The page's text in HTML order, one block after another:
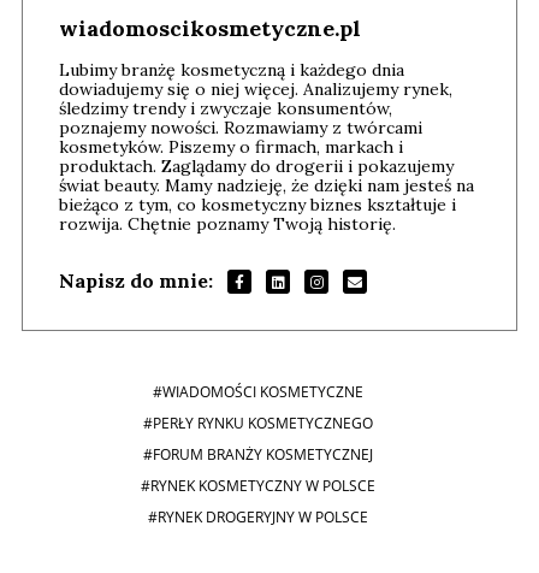
wiadomoscikosmetyczne.pl
Lubimy branżę kosmetyczną i każdego dnia
dowiadujemy się o niej więcej. Analizujemy rynek,
śledzimy trendy i zwyczaje konsumentów,
poznajemy nowości. Rozmawiamy z twórcami
kosmetyków. Piszemy o firmach, markach i
produktach. Zaglądamy do drogerii i pokazujemy
świat beauty. Mamy nadzieję, że dzięki nam jesteś na
bieżąco z tym, co kosmetyczny biznes kształtuje i
rozwija. Chętnie poznamy Twoją historię.
Napisz do mnie:
#WIADOMOŚCI KOSMETYCZNE
#PERŁY RYNKU KOSMETYCZNEGO
#FORUM BRANŻY KOSMETYCZNEJ
#RYNEK KOSMETYCZNY W POLSCE
#RYNEK DROGERYJNY W POLSCE